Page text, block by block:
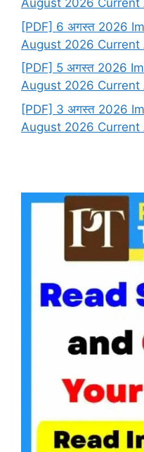
August 2026 Current
[PDF] 6 अगस्त 2026
August 2026
[PDF] 5 अगस्त 2026
August 2026 Current
[PDF] 3 अगस्त 2026
August 2026